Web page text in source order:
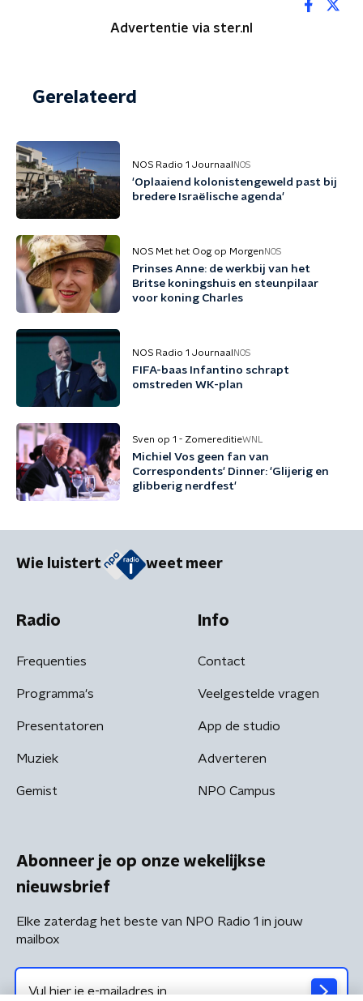
Advertentie via ster.nl
Gerelateerd
NOS Radio 1 Journaal NOS
'Oplaaiend kolonistengeweld past bij
bredere Israëlische agenda'
NOS Met het Oog op Morgen NOS
Prinses Anne: de werkbij van het
Britse koningshuis en steunpilaar
voor koning Charles
NOS Radio 1 Journaal NOS
FIFA-baas Infantino schrapt
omstreden WK-plan
Sven op 1 - ZomereditieWNL
Michiel Vos geen fan van
Correspondents' Dinner: 'Glijerig en
glibberig nerdfest'
Wie luistert weet meer
Radio
Frequenties
Programma's
Presentatoren
Muziek
Gemist
Info
Contact
Veelgestelde vragen
App de studio
Adverteren
NPO Campus
Abonneer je op onze wekelijkse
nieuwsbrief
Elke zaterdag het beste van NPO Radio 1 in jouw
mailbox